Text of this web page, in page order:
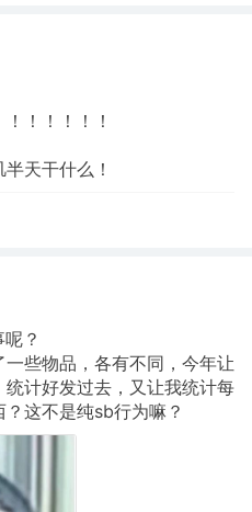
！！！！！
天干什么！
？
些物品，各有不同，今年让
计好发过去，又让我统计每
这不是纯sb行为嘛？